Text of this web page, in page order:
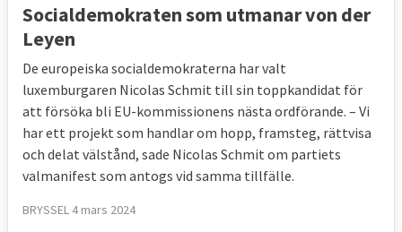
Socialdemokraten som utmanar von der
Leyen
De europeiska socialdemokraterna har valt
luxemburgaren Nicolas Schmit till sin toppkandidat för
att försöka bli EU-kommissionens nästa ordförande. – Vi
har ett projekt som handlar om hopp, framsteg, rättvisa
och delat välstånd, sade Nicolas Schmit om partiets
valmanifest som antogs vid samma tillfälle.
BRYSSEL 4 mars 2024